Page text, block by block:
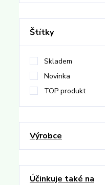
Štítky
Skladem
Novinka
TOP produkt
Výrobce
Účinkuje také na